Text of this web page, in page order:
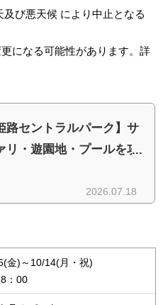
び悪天候 により中止となる
になる可能性があります。詳
金)～10/14(月・祝)
：00